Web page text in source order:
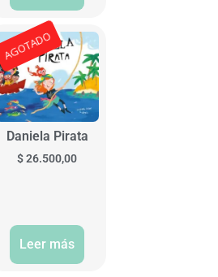
AGOTADO
Daniela Pirata
$26.500,00
Leer más